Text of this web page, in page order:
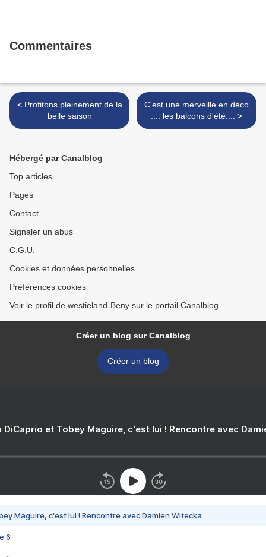
Commentaires
< Profitons pleinement de la
belle saison
C'est une merveille en déco
.... les balcons d'été.... >
Hébergé par Canalblog
Top articles
Pages
Contact
Signaler un abus
C.G.U.
Cookies et données personnelles
Préférences cookies
Voir le profil de westieland-Beny sur le portail Canalblog
Créer un blog sur Canalblog
Créer un blog
DiCaprio et Tobey Maguire, c'est lui ! Rencontre avec
Maguire, c'est lui ! Rencontre avec Damien Witecka
6